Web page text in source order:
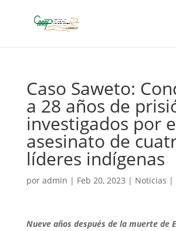
Caso Saweto:
a 28 años de
investigados por
asesinato de
líderes indígenas
por admin | Feb 20, 2023 | Noticias |
Nueve años después de la muerte de